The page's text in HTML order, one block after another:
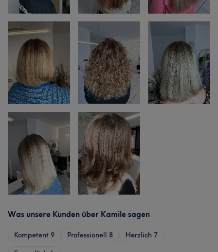
Was unsere Kunden über Kamile sagen
Kompetent 9 Professionell 8 Herzlich 7